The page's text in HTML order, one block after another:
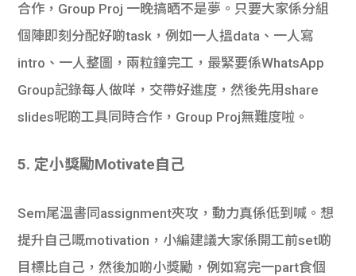
合作，Group Proj 一晚搞晒不是夢。只要大家係分組
個陣即刻分配好啲task，例如一人搵data、一人寫
intro、一人整圖，兩粒鐘完工，最緊要係WhatsApp
Group記錄每人做咩，交帶好進度，然後先用share
slides呢啲工具同時合作，Group Proj無難度啦。
5. 定小獎勵Motivate自己
Sem尾溫書同assignment夾攻，動力真係低到喊。想
提升自己嘅motivation，小編建議大家係開工前set啲
目標比自己，然後加啲小獎勵，例如寫完一part食個